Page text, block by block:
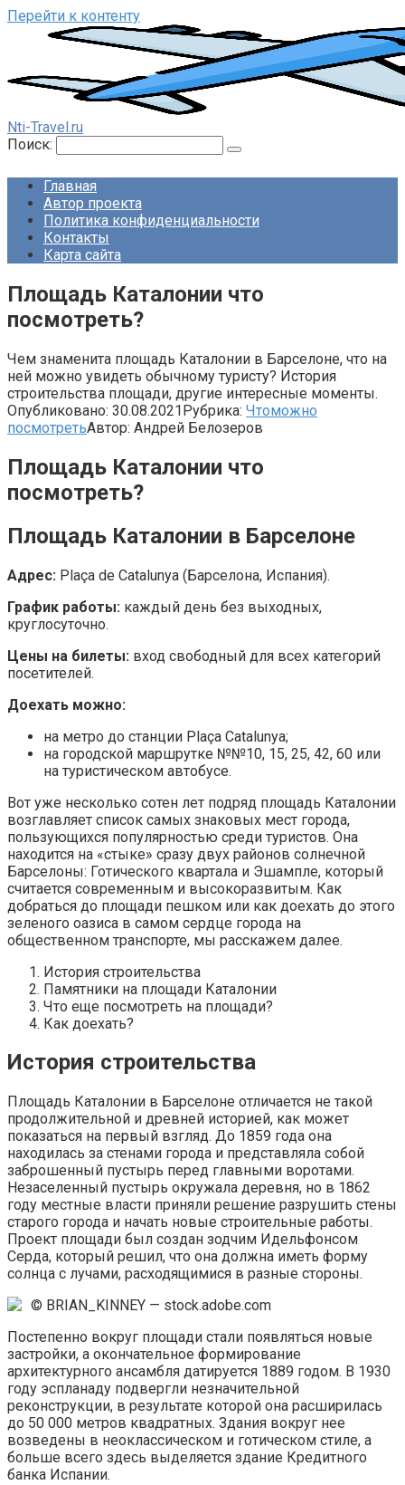
Перейти к контенту
Nti-Travel.ru
Поиск:
Главная
Автор проекта
Политика конфиденциальности
Контакты
Карта сайта
Площадь Каталонии что
посмотреть?
Чем знаменита площадь Каталонии в Барселоне, что на
ней можно увидеть обычному туристу? История
строительства площади, другие интересные моменты.
Опубликовано: 30.08.2021Рубрика: Чтоможно
посмотретьАвтор: Андрей Белозеров
Площадь Каталонии что
посмотреть?
Площадь Каталонии в Барселоне
Адрес: Plaça de Catalunya (Барселона, Испания).
График работы: каждый день без выходных,
круглосуточно.
Цены на билеты: вход свободный для всех категорий
посетителей.
Доехать можно:
на метро до станции Plaça Catalunya;
на городской маршрутке №№10, 15, 25, 42, 60 или
на туристическом автобусе.
Вот уже несколько сотен лет подряд площадь Каталонии
возглавляет список самых знаковых мест города,
пользующихся популярностью среди туристов. Она
находится на «стыке» сразу двух районов солнечной
Барселоны: Готического квартала и Эшампле, который
считается современным и высокоразвитым. Как
добраться до площади пешком или как доехать до этого
зеленого оазиса в самом сердце города на
общественном транспорте, мы расскажем далее.
История строительства
Памятники на площади Каталонии
Что еще посмотреть на площади?
Как доехать?
История строительства
Площадь Каталонии в Барселоне отличается не такой
продолжительной и древней историей, как может
показаться на первый взгляд. До 1859 года она
находилась за стенами города и представляла собой
заброшенный пустырь перед главными воротами.
Незаселенный пустырь окружала деревня, но в 1862
году местные власти приняли решение разрушить стены
старого города и начать новые строительные работы.
Проект площади был создан зодчим Идельфонсом
Серда, который решил, что она должна иметь форму
солнца с лучами, расходящимися в разные стороны.
© BRIAN_KINNEY — stock.adobe.com
Постепенно вокруг площади стали появляться новые
застройки, а окончательное формирование
архитектурного ансамбля датируется 1889 годом. В 1930
году эспланаду подвергли незначительной
реконструкции, в результате которой она расширилась
до 50 000 метров квадратных. Здания вокруг нее
возведены в неоклассическом и готическом стиле, а
больше всего здесь выделяется здание Кредитного
банка Испании.